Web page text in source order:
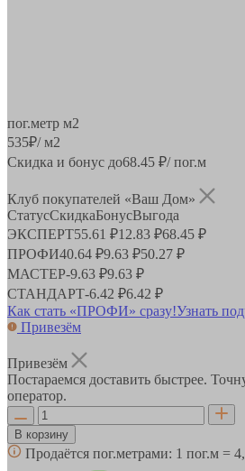
пог.метр м2
535₽/ м2
Скидка и бонус до68.45 ₽/ пог.м
Клуб покупателей «Ваш Дом»
СтатусСкидкаБонусВыгода
ЭКСПЕРТ55.61 ₽12.83 ₽68.45 ₽
ПРОФИ40.64 ₽9.63 ₽50.27 ₽
МАСТЕР-9.63 ₽9.63 ₽
СТАНДАРТ-6.42 ₽6.42 ₽
Как стать «ПРОФИ» сразу!Узнать
Привезём
Привезём
Постараемся доставить быстрее.
оператор.
В корзину
Продаётся пог.метрами: 1 пог.м =